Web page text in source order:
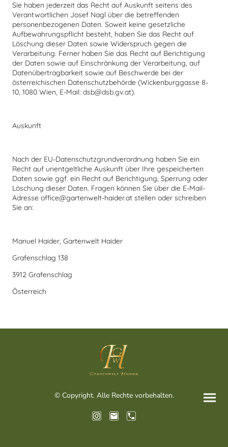
Sie haben jederzeit das Recht auf Auskunft seitens des
Verantwortlichen Josef Nagl über die betreffenden
personenbezogenen Daten. Soweit keine gesetzliche
Aufbewahrungspflicht besteht, haben Sie das Recht auf
Löschung dieser Daten sowie Widerspruch gegen die
Verarbeitung. Ferner haben Sie das Recht auf Berichtigung
der Daten sowie auf Einschränkung der Verarbeitung, auf
Datenübertragbarkeit sowie auf Beschwerde bei der
österreichischen Datenschutzbehörde (Wickenburggasse 8-
10, 1080 Wien, E-Mail: dsb@dsb.gv.at).
Auskunft
Nach der EU-Datenschutzgrundverordnung haben Sie ein
Recht auf unentgeltliche Auskunft über Ihre gespeicherten
Daten sowie ggf. ein Recht auf Berichtigung, Sperrung oder
Löschung dieser Daten. Fragen können Sie über die E-Mail-
Adresse office@gartenwelt-haider.at stellen oder schreiben
Sie an:
Manuel Haider, Gartenwelt Haider
Grafenschlag 138
3912 Grafenschlag
Österreich
© Copyright. Alle Rechte vorbehalten.